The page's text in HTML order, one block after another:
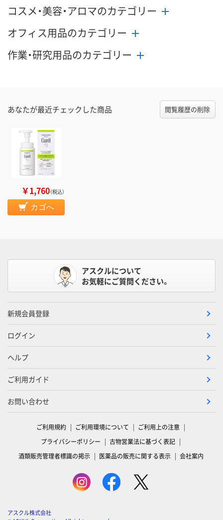
コスメ・美容・アロマのカテゴリー
オフィス用品のカテゴリー
作業・研究用品のカテゴリー
あなたが最近チェックした商品 閲覧履歴の削除
￥1,760（税込）
カゴへ
アスクルについて
お気軽にご質問ください。
新規会員登録
ログイン
ヘルプ
ご利用ガイド
お問い合わせ
ご利用規約 ご利用環境について
ご利用上の注意
プライバシーポリシー
古物営業法に基づく表記
酒類販売管理者標識の掲示
医薬品の販売に関する表示 会社案内
アスクル株式会社